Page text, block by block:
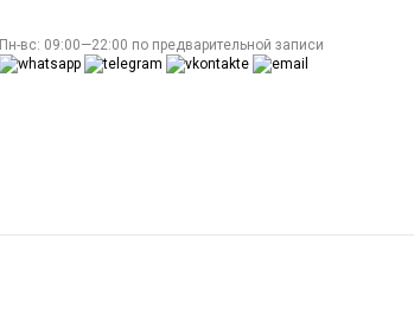
Пн-вс: 09:00—22:00 по предварительной записи